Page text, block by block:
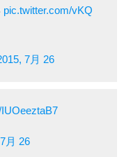
pic.twitter.com/vKQ
7月 26
月 26